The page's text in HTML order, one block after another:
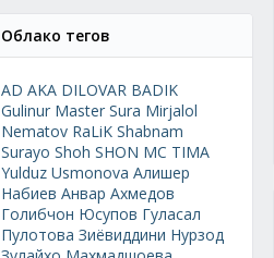
Облако тегов
AD AKA DILOVAR BADIK
Gulinur Master Sura Mirjalol
Nematov RaLiK Shabnam
Surayo Shoh SHON MC TIMA
Yulduz Usmonova Алишер
Набиев Анвар Ахмедов
Голибчон Юсупов Гуласал
Пулотова Зиёвиддини Нурзод